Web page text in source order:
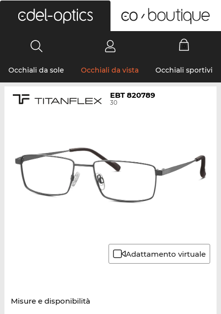
Occhiali da sole Occhiali da vista Occhiali sportivi
EBT 820789
30
Adattamento virtuale
Misure e disponibilità